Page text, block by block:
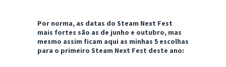
Por norma, as datas do Steam Next Fest
mais fortes são as de junho e outubro, mas
mesmo assim ficam aqui as minhas 5 escolhas
para o primeiro Steam Next Fest deste ano: